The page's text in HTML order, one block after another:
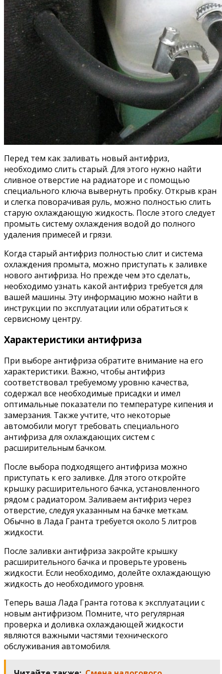
Перед тем как заливать новый антифриз,
необходимо слить старый. Для этого нужно найти
сливное отверстие на радиаторе и с помощью
специального ключа вывернуть пробку. Открыв кран
и слегка поворачивая руль, можно полностью слить
старую охлаждающую жидкость. После этого следует
промыть систему охлаждения водой до полного
удаления примесей и грязи.
Когда старый антифриз полностью слит и система
охлаждения промыта, можно приступать к заливке
нового антифриза. Но прежде чем это сделать,
необходимо узнать какой антифриз требуется для
вашей машины. Эту информацию можно найти в
инструкции по эксплуатации или обратиться к
сервисному центру.
Характеристики антифриза
При выборе антифриза обратите внимание на его
характеристики. Важно, чтобы антифриз
соответствовал требуемому уровню качества,
содержал все необходимые присадки и имел
оптимальные показатели по температуре кипения и
замерзания. Также учтите, что некоторые
автомобили могут требовать специального
антифриза для охлаждающих систем с
расширительным бачком.
После выбора подходящего антифриза можно
приступать к его заливке. Для этого откройте
крышку расширительного бачка, установленного
рядом с радиатором. Заливаем антифриз через
отверстие, следуя указанным на бачке меткам.
Обычно в Лада Гранта требуется около 5 литров
жидкости.
После заливки антифриза закройте крышку
расширительного бачка и проверьте уровень
жидкости. Если необходимо, долейте охлаждающую
жидкость до необходимого уровня.
Теперь ваша Лада Гранта готова к эксплуатации с
новым антифризом. Помните, что регулярная
проверка и доливка охлаждающей жидкости
являются важными частями технического
обслуживания автомобиля.